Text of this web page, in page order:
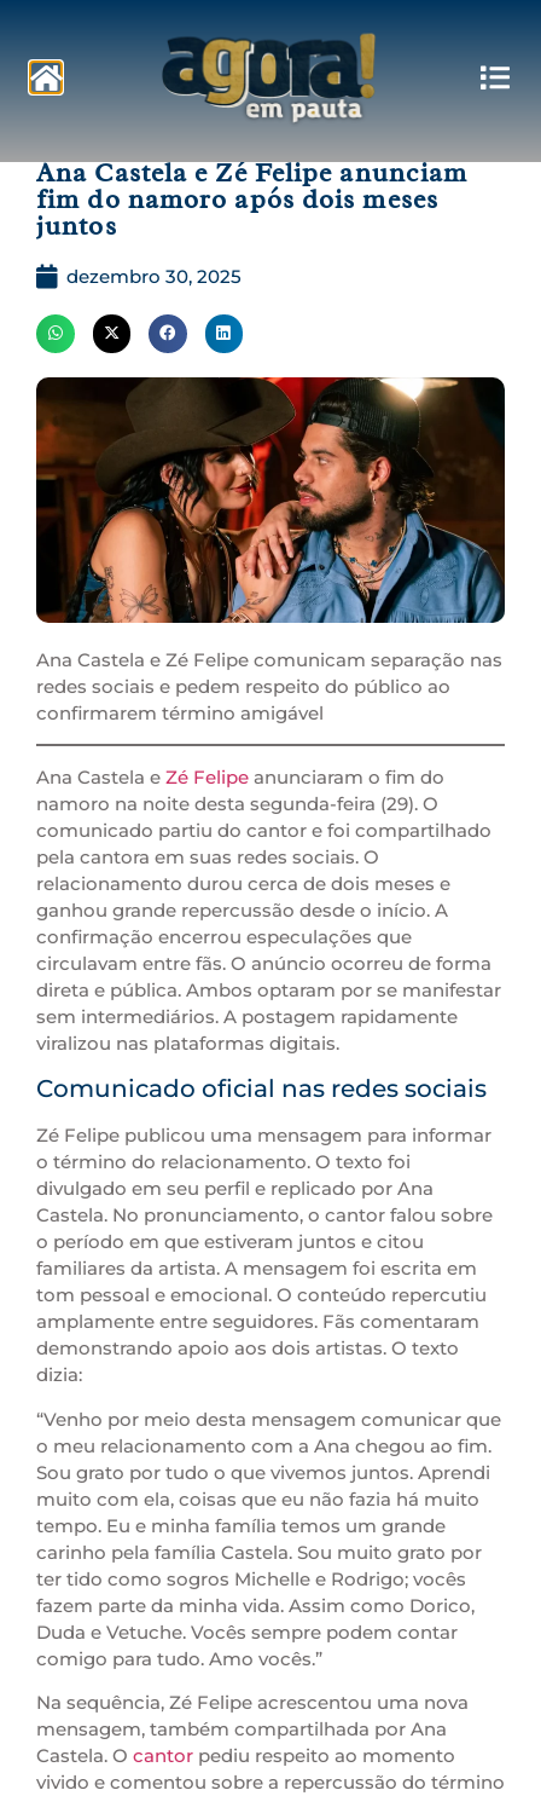
Ana Castela e Zé Felipe anunciam
fim do namoro após dois meses
juntos
dezembro 30, 2025
Ana Castela e Zé Felipe comunicam separação nas
redes sociais e pedem respeito do público ao
confirmarem término amigável
Ana Castela e Zé Felipe anunciaram o fim do
namoro na noite desta segunda-feira (29). O
comunicado partiu do cantor e foi compartilhado
pela cantora em suas redes sociais. O
relacionamento durou cerca de dois meses e
ganhou grande repercussão desde o início. A
confirmação encerrou especulações que
circulavam entre fãs. O anúncio ocorreu de forma
direta e pública. Ambos optaram por se manifestar
sem intermediários. A postagem rapidamente
viralizou nas plataformas digitais.
Comunicado oficial nas redes sociais
Zé Felipe publicou uma mensagem para informar
o término do relacionamento. O texto foi
divulgado em seu perfil e replicado por Ana
Castela. No pronunciamento, o cantor falou sobre
o período em que estiveram juntos e citou
familiares da artista. A mensagem foi escrita em
tom pessoal e emocional. O conteúdo repercutiu
amplamente entre seguidores. Fãs comentaram
demonstrando apoio aos dois artistas. O texto
dizia:
“Venho por meio desta mensagem comunicar que
o meu relacionamento com a Ana chegou ao fim.
Sou grato por tudo o que vivemos juntos. Aprendi
muito com ela, coisas que eu não fazia há muito
tempo. Eu e minha família temos um grande
carinho pela família Castela. Sou muito grato por
ter tido como sogros Michelle e Rodrigo; vocês
fazem parte da minha vida. Assim como Dorico,
Duda e Vetuche. Vocês sempre podem contar
comigo para tudo. Amo vocês.”
Na sequência, Zé Felipe acrescentou uma nova
mensagem, também compartilhada por Ana
Castela. O cantor pediu respeito ao momento
vivido e comentou sobre a repercussão do término